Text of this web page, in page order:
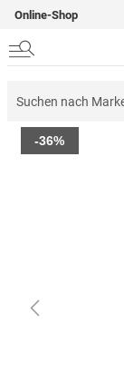
Online-Shop
Zum
Ende
-36%